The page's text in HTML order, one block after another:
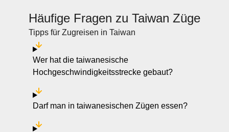
Häufige Fragen zu Taiwan Züge
Tipps für Zugreisen in Taiwan
Wer hat die taiwanesische
Hochgeschwindigkeitsstrecke gebaut?
Darf man in taiwanesischen Zügen essen?